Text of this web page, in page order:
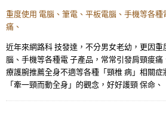
重度使用 電腦、筆電、平板電腦、手機等各
痛、
近年來網路科 技發達，不分男女老幼，更因
腦、手機等各種電 子產品，常常引發肩頸痠
療護腕推薦全身不適等各種「頸椎 病」相關
「牽一頸而動全身」的觀念，好好護頸 保命、